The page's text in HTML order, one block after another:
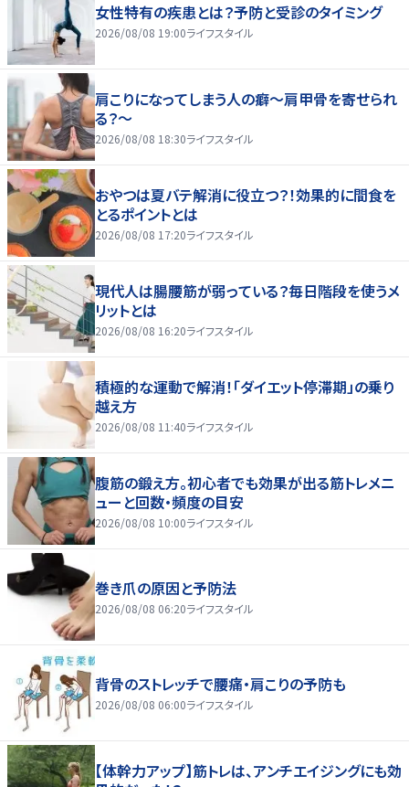
女性特有の疾患とは？予防と受診のタイミング
2026/08/08 19:00ライフスタイル
肩こりになってしまう人の癖～肩甲骨を寄せられ
る？～
2026/08/08 18:30ライフスタイル
おやつは夏バテ解消に役立つ？！効果的に間食を
とるポイントとは
2026/08/08 17:20ライフスタイル
現代人は腸腰筋が弱っている？毎日階段を使うメ
リットとは
2026/08/08 16:20ライフスタイル
積極的な運動で解消！「ダイエット停滞期」の乗り
越え方
2026/08/08 11:40ライフスタイル
腹筋の鍛え方。初心者でも効果が出る筋トレメニ
ューと回数・頻度の目安
2026/08/08 10:00ライフスタイル
巻き爪の原因と予防法
2026/08/08 06:20ライフスタイル
背骨のストレッチで腰痛・肩こりの予防も
2026/08/08 06:00ライフスタイル
【体幹力アップ】筋トレは、アンチエイジングにも効